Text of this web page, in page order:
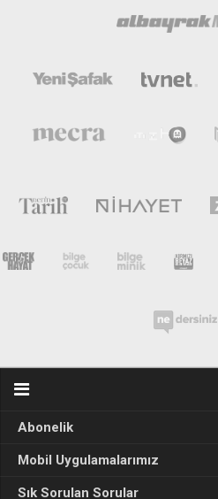
Abonelik
Mobil Uygulamalarımız
Sık Sorulan Sorular